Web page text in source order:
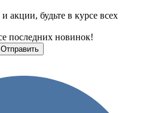
акции, будьте в курсе всех
последних новинок!